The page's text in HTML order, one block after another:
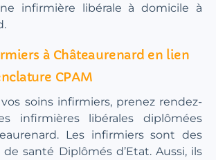
infirmière libérale à domicile à
à Châteaurenard en lien
CPAM
soins infirmiers, prenez rendez-
infirmières libérales diplômées
Les infirmiers sont des
santé Diplômés d’Etat. Aussi, ils